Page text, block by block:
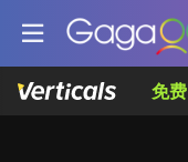
免费